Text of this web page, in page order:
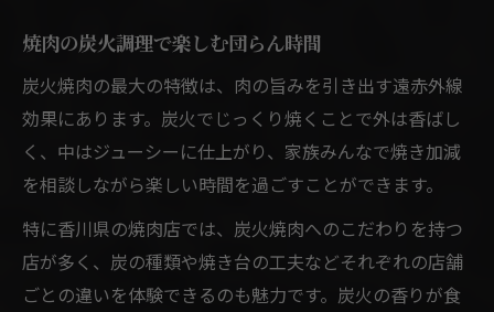
焼肉の炭火調理で楽しむ団らん時間
炭火焼肉の最大の特徴は、肉の旨みを引き出す遠赤外線
効果にあります。炭火でじっくり焼くことで外は香ばし
く、中はジューシーに仕上がり、家族みんなで焼き加減
を相談しながら楽しい時間を過ごすことができます。
特に香川県の焼肉店では、炭火焼肉へのこだわりを持つ
店が多く、炭の種類や焼き台の工夫などそれぞれの店舗
ごとの違いを体験できるのも魅力です。炭火の香りが食